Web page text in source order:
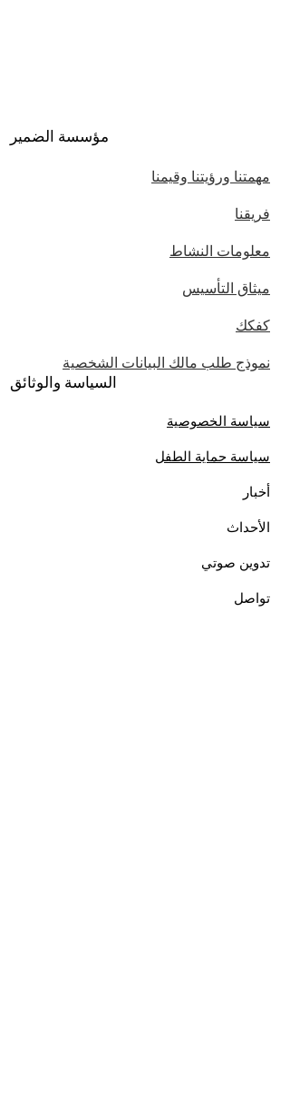
مؤسسة الضمير
مهمتنا ورؤيتنا وقيمنا
فريقنا
معلومات النشاط
ميثاق التأسيس
كفكك
نموذج طلب مالك البيانات الشخصية
السياسة والوثائق
سياسة الخصوصية
سياسة حماية الطفل
أخبار
الأحداث
تدوين صوتي
تواصل